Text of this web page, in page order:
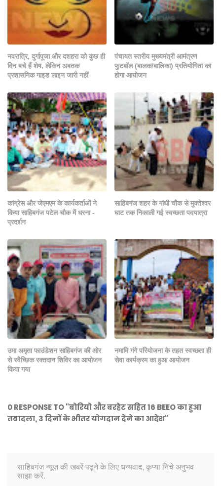
नवरात्रि, दुर्गापूजा और दशहरा को कुछ ही
दिन बचे हैं शेष, लेकिन अबतक
प्रशासनिक गाइड लाइन जारी नहीं
पंचायत स्तरीय मुख्यमंत्री आमंत्रण
फुटबॉल (बालक/बालिका) प्रतियोगिता का
होगा आयोजन
कांग्रेस और जेएमएम के कार्यकर्ताओं ने
किया साहिबगंज पटेल चौक में धरना -
प्रदर्शन
साहिबगंज शहर के गांधी चौक से मुक्तेश्वर
घाट तक निकाली गई स्वच्छता पदयात्रा
उमा अमृता फाउंडेशन साहिबगंज की ओर
से स्वैच्छिक रक्तदान शिविर का आयोजन
किया गया
नमामि गंगे परियोजना के तहत स्वच्छता ही
सेवा कार्यक्रम का हुआ आयोजन
0 RESPONSE TO "बोरियो और बरहेट सहित 16 BEEO का हुआ
तबादला, 3 दिनों के भीतर योगदान देने का आदेश"
साहिबगंज न्यूज़ की खबरें पढ़ने के लिए धन्यवाद, कृप्या निचे अनुभव
साझा करें.